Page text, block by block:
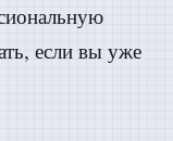
если вы уже